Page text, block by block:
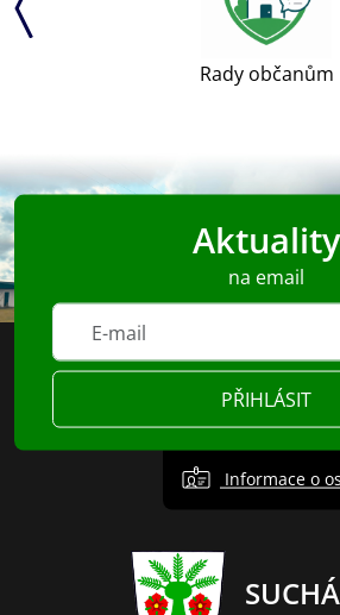
Rady občanům
Aktuality
na email
PŘIHLÁSIT
Informace o